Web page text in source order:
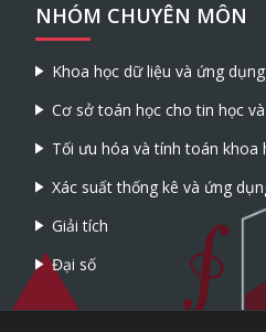
NHÓM CHUYÊN MÔN
Khoa học dữ liệu và ứng dụng
Cơ sở toán học cho tin học
Tối ưu hóa và tính toán khoa
Xác suất thống kê và ứng
Giải tích
Đại số